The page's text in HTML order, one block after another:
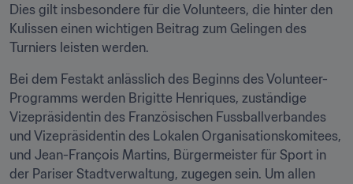
Dies gilt insbesondere für die Volunteers, die hinter den
Kulissen einen wichtigen Beitrag zum Gelingen des
Turniers leisten werden.
Bei dem Festakt anlässlich des Beginns des Volunteer-
Programms werden Brigitte Henriques, zuständige
Vizepräsidentin des Französischen Fussballverbandes
und Vizepräsidentin des Lokalen Organisationskomitees,
und Jean-François Martins, Bürgermeister für Sport in
der Pariser Stadtverwaltung, zugegen sein. Um allen